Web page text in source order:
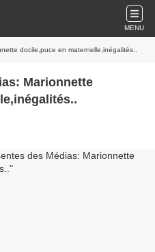
MENU
docile,puce en maternelle,inégalités..
Marionnette